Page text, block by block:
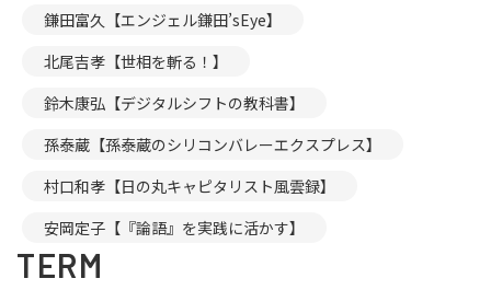
鎌田富久【エンジェル鎌田’sEye】
北尾吉孝【世相を斬る！】
鈴木康弘【デジタルシフトの教科書】
孫泰蔵【孫泰蔵のシリコンバレーエクスプレス】
村口和孝【日の丸キャピタリスト風雲録】
安岡定子【『論語』を実践に活かす】
TERM